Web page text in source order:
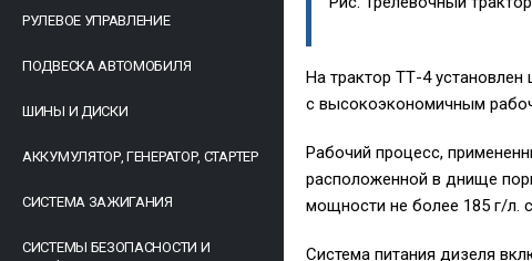
РУЛЕВОЕ УПРАВЛЕНИЕ
ПОДВЕСКА АВТОМОБИЛЯ
ШИНЫ И ДИСКИ
АККУМУЛЯТОР, ГЕНЕРАТОР, СТАРТЕР
СИСТЕМА ЗАЖИГАНИЯ
СИСТЕМЫ БЕЗОПАСНОСТИ И
На трактор ТТ-4
с высокоэкономичным
Рабочий процесс,
расположенной в днище
мощности не более 185 г/л.
Система питания дизеля